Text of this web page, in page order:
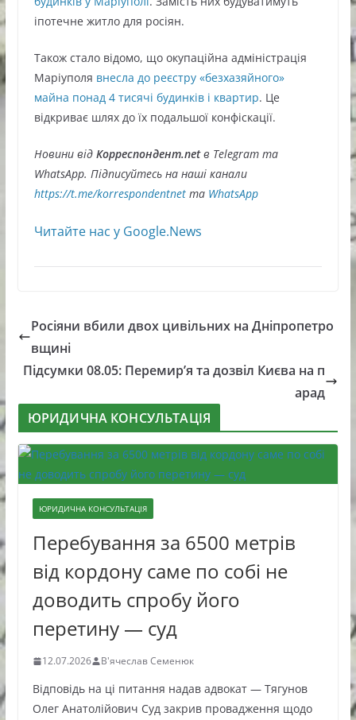
іпотечне житло для росіян.
Також стало відомо, що окупаційна адміністрація
Маріуполя внесла до реєстру «безхазяйного»
майна понад 4 тисячі будинків і квартир. Це
відкриває шлях до їх подальшої конфіскації.
Новини відКорреспондент.netв Telegram та
WhatsApp. Підписуйтесь на наші канали
https://t.me/korrespondentnetта WhatsApp
Читайте нас у Google.News
Росіяни вбили двох цивільних на Дніпропетро
вщині
Підсумки 08.05: Перемир’я та дозвіл Києва на п
арад
ЮРИДИЧНА КОНСУЛЬТАЦІЯ
ЮРИДИЧНА КОНСУЛЬТАЦІЯ
Перебування за 6500 метрів
від кордону саме по собі не
доводить спробу його
перетину — суд
12.07.2026 В'ячеслав Семенюк
Відповідь на ці питання надав адвокат — Тягунов
Олег Анатолійович Суд закрив провадження щодо